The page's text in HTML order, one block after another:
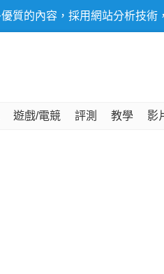
質的內容，採用網站分析技
遊戲/電競 評測 教學 影